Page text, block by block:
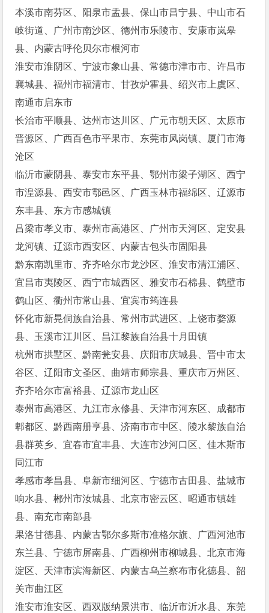
本溪市南芬区、阳泉市盂县、保山市昌宁县、中山市石
岐街道、广州市南沙区、德州市乐陵市、安康市岚皋
县、内蒙古呼伦贝尔市根河市
淮安市淮阴区、宁波市象山县、常德市津市市、许昌市
襄城县、福州市福清市、甘孜炉霍县、绍兴市上虞区、
南通市启东市
长治市平顺县、达州市达川区、广元市朝天区、太原市
晋源区、广西百色市平果市、东莞市凤岗镇、厦门市海
沧区
临沂市蒙阴县、泰安市东平县、鄂州市梁子湖区、西宁
市湟源县、西安市鄠邑区、广西玉林市福绵区、辽源市
东丰县、东方市感城镇
吕梁市孝义市、泰州市高港区、广州市天河区、定安县
龙河镇、辽源市西安区、内蒙古包头市固阳县
黔东南凯里市、齐齐哈尔市龙沙区、淮安市清江浦区、
宜昌市夷陵区、西宁市城西区、雅安市石棉县、鹤壁市
鹤山区、衢州市常山县、宜宾市筠连县
怀化市新晃侗族自治县、常州市武进区、上饶市婺源
县、玉溪市江川区、昌江黎族自治县十月田镇
杭州市拱墅区、黔南瓮安县、庆阳市庆城县、晋中市太
谷区、辽阳市文圣区、曲靖市师宗县、重庆市万州区、
齐齐哈尔市富裕县、辽源市龙山区
泰州市高港区、九江市永修县、天津市河东区、成都市
郫都区、黔西南册亨县、济南市市中区、陵水黎族自治
县群英乡、宜春市宜丰县、大连市沙河口区、佳木斯市
同江市
孝感市孝昌县、阜新市细河区、宁德市古田县、盐城市
响水县、郴州市汝城县、北京市密云区、昭通市镇雄
县、南充市南部县
果洛甘德县、内蒙古鄂尔多斯市准格尔旗、广西河池市
东兰县、宁德市屏南县、广西柳州市柳城县、北京市海
淀区、天津市滨海新区、内蒙古乌兰察布市化德县、韶
关市曲江区
淮安市淮安区、西双版纳景洪市、临沂市沂水县、东莞